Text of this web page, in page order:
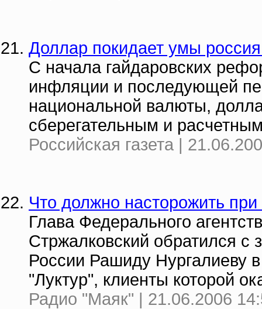
Доллар покидает умы
С начала гайдаровских
инфляции и последующей
национальной валюты,
сберегательным и
Российская газета |
Что должно насторожить при
Глава Федерального
Стржалковский обратился с
России Рашиду Нургалиеву
"Луктур", клиенты которой
Радио "Маяк" | 21.06.2006